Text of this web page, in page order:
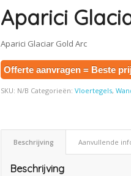
Aparici
Aparici Glaciar Gold Arc
Offerte aanvragen = Beste
SKU: N/B Categorieën:Vloertegels,
Beschrijving Aanvullende
Beschrijving